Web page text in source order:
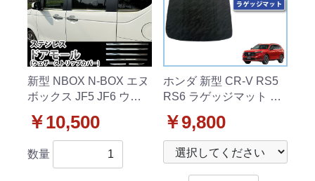
新型 NBOX N-BOX エヌ
ボックス JF5 JF6 ウェ
ドアモールカバー ステ
ンレス シルバー
￥10,500
数量
ホンダ 新型 CR-V RS5
RS6 ラゲッジマット ト
ーズ 社外新品
￥9,800